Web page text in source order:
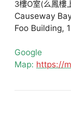
3樓O室(么鳳樓
Causeway
Foo Building,
Google
Map: https://